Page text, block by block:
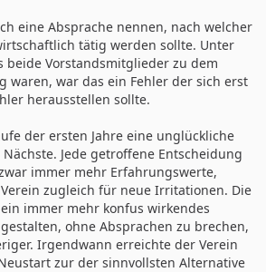
eine Absprache nennen, nach welcher
tätig werden sollte. Unter
beide Vorstandsmitglieder zu dem
waren, war das ein Fehler der sich erst
herausstellen sollte.
der ersten Jahre eine unglückliche
Jede getroffene Entscheidung
immer mehr Erfahrungswerte,
zugleich für neue Irritationen. Die
immer mehr konfus wirkendes
ohne Absprachen zu brechen,
Irgendwann erreichte der Verein
zur der sinnvollsten Alternative